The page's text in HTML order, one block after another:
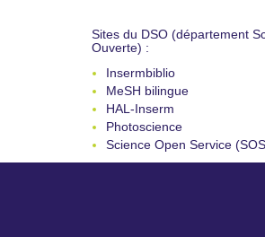
Sites du DSO (département
Ouverte) :
Insermbiblio
MeSH bilingue
HAL-Inserm
Photoscience
Science Open Service